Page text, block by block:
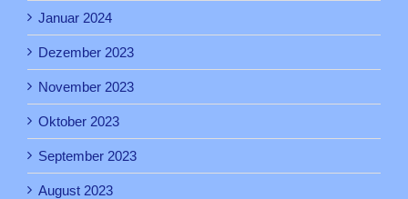
Januar 2024
Dezember 2023
November 2023
Oktober 2023
September 2023
August 2023